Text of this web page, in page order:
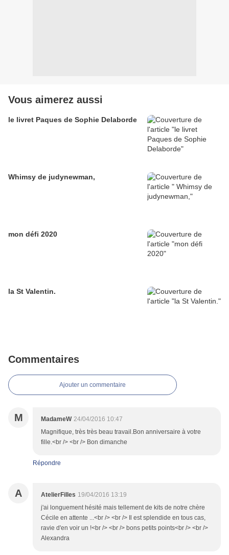
Vous aimerez aussi
le livret Paques de Sophie Delaborde
Whimsy de judynewman,
mon défi 2020
la St Valentin.
Commentaires
Ajouter un commentaire
M MadameW 24/04/2016 10:47
Magnifique, très très beau travail.Bon anniversaire à votre
fille.<br /> <br /> Bon dimanche
Répondre
A AtelierFilles 19/04/2016 13:19
j'ai longuement hésité mais tellement de kits de notre chère
Cécile en attente ...<br /> <br /> Il est splendide en tous cas,
ravie d'en voir un !<br /> <br /> bons petits points<br /> <br />
Alexandra